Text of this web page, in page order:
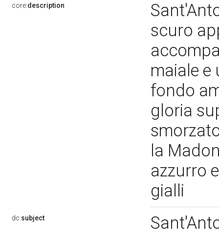
core:description
scuro
maiale e
fondo
gloria
la
azzurro
gialli
dc:subject